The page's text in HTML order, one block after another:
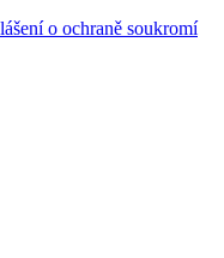
o ochraně soukromí